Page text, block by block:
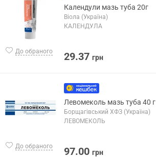
До обраного
Календули мазь туба 20г
Віола (Україна)
КАЛЕНДУЛА
29.37 грн
До обраного
Левомеколь мазь туба 40 г
Борщагівський ХФЗ (Україна)
ЛЕВОМЕКОЛЬ
97.00 грн